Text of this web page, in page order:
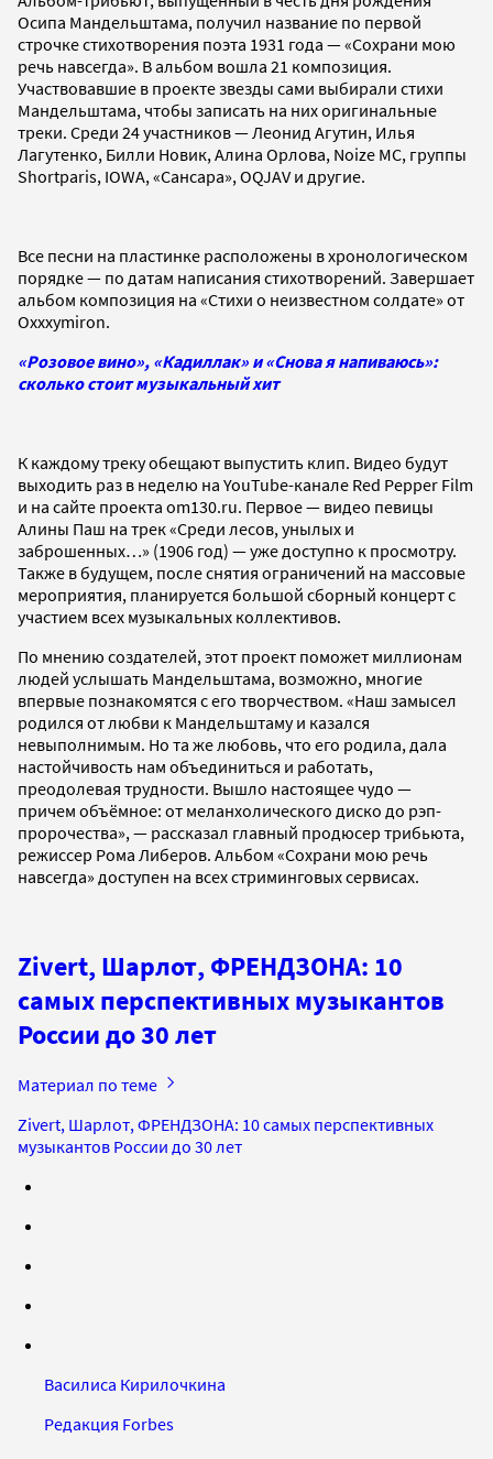
Осипа Мандельштама, получил название по первой
строчке стихотворения поэта 1931 года — «Сохрани мою
речь навсегда». В альбом вошла 21 композиция.
Участвовавшие в проекте звезды сами выбирали стихи
Мандельштама, чтобы записать на них оригинальные
треки. Среди 24 участников — Леонид Агутин, Илья
Лагутенко, Билли Новик, Алина Орлова, Noize MC, группы
Shortparis, IOWA, «Сансара», OQJAV и другие.
Все песни на пластинке расположены в хронологическом
порядке — по датам написания стихотворений. Завершает
альбом композиция на «Стихи о неизвестном солдате» от
Oxxxymiron.
«Розовое вино», «Кадиллак» и «Снова я напиваюсь»:
сколько стоит музыкальный хит
К каждому треку обещают выпустить клип. Видео будут
выходить раз в неделю на YouTube-канале Red Pepper Film
и на сайте проекта om130.ru. Первое — видео певицы
Алины Паш на трек «Среди лесов, унылых и
заброшенных…» (1906 год) — уже доступно к просмотру.
Также в будущем, после снятия ограничений на массовые
мероприятия, планируется большой сборный концерт с
участием всех музыкальных коллективов.
По мнению создателей, этот проект поможет миллионам
людей услышать Мандельштама, возможно, многие
впервые познакомятся с его творчеством. «Наш замысел
родился от любви к Мандельштаму и казался
невыполнимым. Но та же любовь, что его родила, дала
настойчивость нам объединиться и работать,
преодолевая трудности. Вышло настоящее чудо —
причем объёмное: от меланхолического диско до рэп-
пророчества», — рассказал главный продюсер трибьюта,
режиссер Рома Либеров. Альбом «Сохрани мою речь
навсегда» доступен на всех стриминговых сервисах.
Zivert, Шарлот, ФРЕНДЗОНА: 10
самых перспективных музыкантов
России до 30 лет
Материал по теме
Zivert, Шарлот, ФРЕНДЗОНА: 10 самых перспективных
музыкантов России до 30 лет
Василиса Кирилочкина
Редакция Forbes